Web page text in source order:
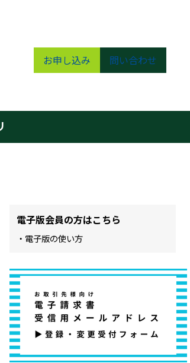
お申し込み 問い合わせ
電子版会員の方はこちら
・電子版の使い方